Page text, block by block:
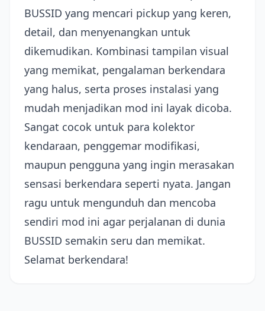
BUSSID yang mencari pickup yang keren,
detail, dan menyenangkan untuk
dikemudikan. Kombinasi tampilan visual
yang memikat, pengalaman berkendara
yang halus, serta proses instalasi yang
mudah menjadikan mod ini layak dicoba.
Sangat cocok untuk para kolektor
kendaraan, penggemar modifikasi,
maupun pengguna yang ingin merasakan
sensasi berkendara seperti nyata. Jangan
ragu untuk mengunduh dan mencoba
sendiri mod ini agar perjalanan di dunia
BUSSID semakin seru dan memikat.
Selamat berkendara!